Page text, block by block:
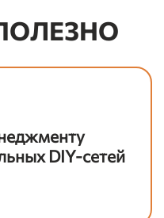
DIY-сетей